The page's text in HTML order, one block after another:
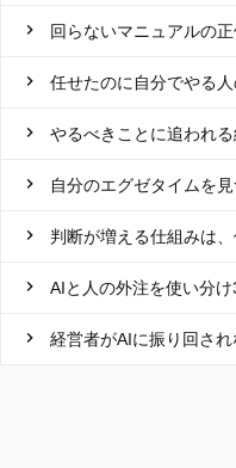
回らないマニュアルの
任せたのに自分でやる
やるべきことに追われ
自分のエグゼタイムを
判断が増える仕組みは
AIと人の外注を使い分
経営者がAIに振り回され